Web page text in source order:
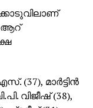
ആറ്
മാര്‍ട്ടിന്‍
വിജീഷ് (38),